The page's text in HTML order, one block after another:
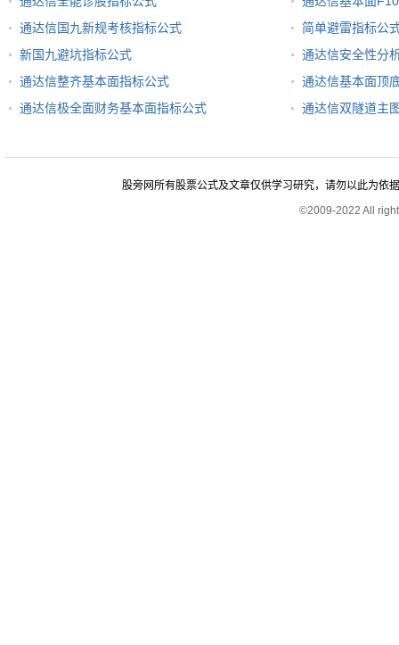
通达信国九新规考核指标公式
简单避雷指标公
新国九避坑指标公式
通达信安全性分
通达信整齐基本面指标公式
通达信基本面顶
通达信极全面财务基本面指标公式
通达信双隧道主
股旁网所有股票公式及文章仅供学习研究，请勿以此为依
©2009-2022 All